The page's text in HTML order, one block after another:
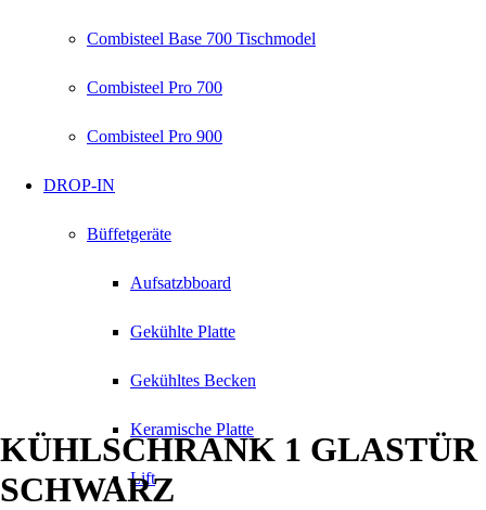
Combisteel Base 700 Tischmodel
Combisteel Pro 700
Combisteel Pro 900
DROP-IN
Büffetgeräte
Aufsatzbboard
Gekühlte Platte
Gekühltes Becken
Keramische Platte
Lift
KÜHLSCHRANK 1 GLASTÜR
SCHWARZ